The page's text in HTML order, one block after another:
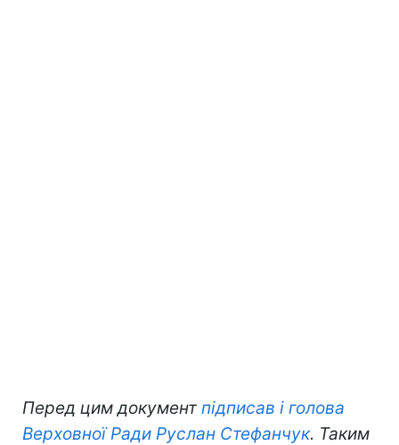
Перед цим документ підписав і голова
Верховної Ради Руслан Стефанчук. Таким